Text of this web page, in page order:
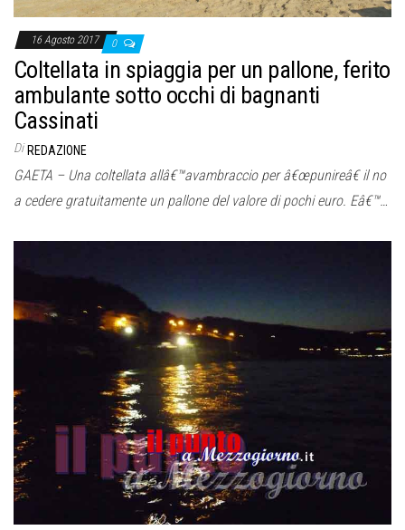
16 Agosto 2017 0
Coltellata in spiaggia per un pallone, ferito
ambulante sotto occhi di bagnanti
Cassinati
Di REDAZIONE
GAETA – Una coltellata allâ€™avambraccio per â€œpunireâ€ il no
a cedere gratuitamente un pallone del valore di pochi euro. Eâ€™…